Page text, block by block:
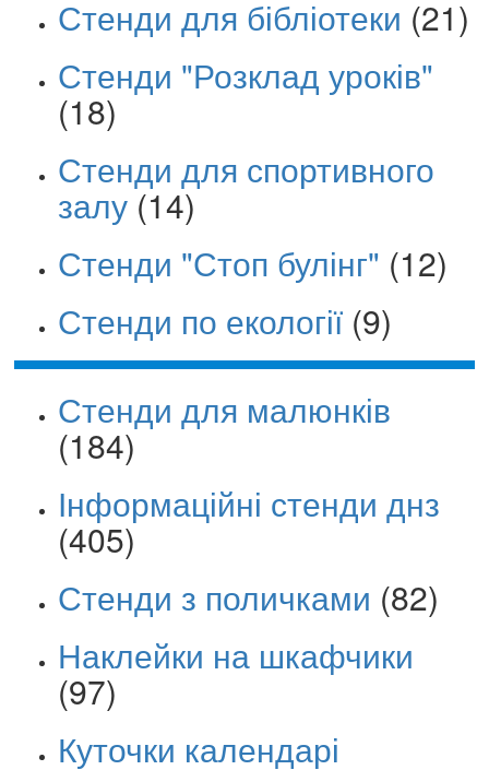
Стенди для бібліотеки (21)
Стенди "Розклад уроків"
(18)
Стенди для спортивного
залу(14)
Стенди "Стоп булінг" (12)
Стенди по екології (9)
Стенди для малюнків
(184)
Інформаційні стенди днз
(405)
Стенди з поличками (82)
Наклейки на шкафчики
(97)
Куточки календарі